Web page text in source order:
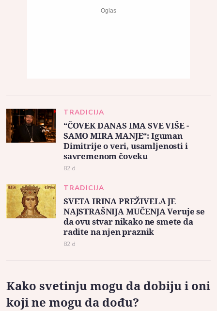
TRADICIJA
“ČOVEK DANAS IMA SVE VIŠE -
SAMO MIRA MANJE“: Iguman
Dimitrije o veri, usamljenosti i
savremenom čoveku
82 d
TRADICIJA
SVETA IRINA PREŽIVELA JE
NAJSTRAŠNIJA MUČENJA Veruje se
da ovu stvar nikako ne smete da
radite na njen praznik
82 d
Kako svetinju mogu da dobiju i oni
koji ne mogu da dođu?